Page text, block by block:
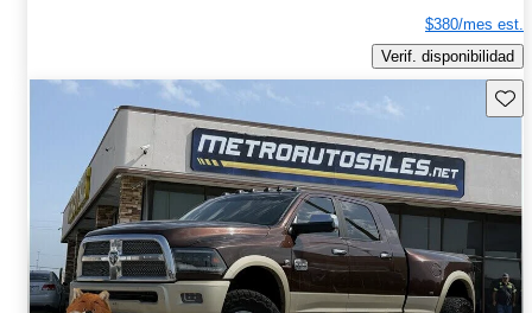
$380/mes est.
Verif. disponibilidad